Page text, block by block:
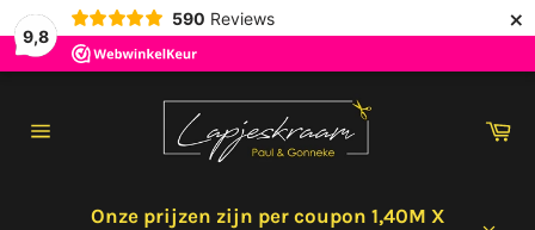
9,8
590 Reviews ×
Onze prijzen zijn per coupon 1,40M X